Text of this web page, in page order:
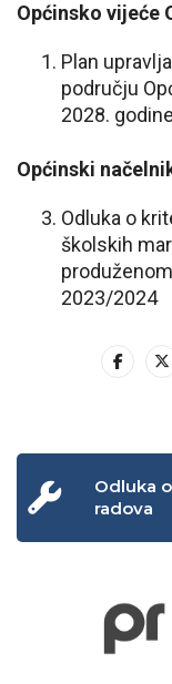
Općinsko vijeće
Plan
području
2028. godine
Općinski
Odluka o
školskih
2023/2024
Odluka
radova